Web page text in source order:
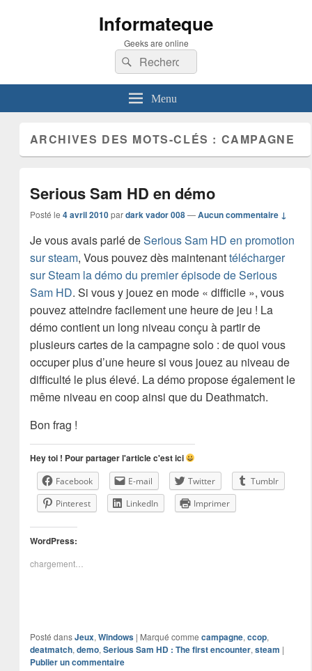
Informateque
Geeks are online
Recherche :
Rechercher
Menu
ARCHIVES DES MOTS-CLÉS : CAMPAGNE
Serious Sam HD en démo
Posté le 4 avril 2010 pardark vador 008 —Aucun commentaire ↓
Je vous avais parlé deSerious Sam HD en promotion
sur steam, Vous pouvez dès maintenanttélécharger
sur Steam la démo du premier épisode de Serious
Sam HD. Si vous y jouez en mode « difficile », vous
pouvez atteindre facilement une heure de jeu ! La
démo contient un long niveau conçu à partir de
plusieurs cartes de la campagne solo : de quoi vous
occuper plus d’une heure si vous jouez au niveau de
difficulté le plus élevé. La démo propose également le
même niveau en coop ainsi que du Deathmatch.
Bon frag !
Hey toi ! Pour partager l'article c'est ici
Facebook E-mail Twitter
Tumblr
Pinterest
LinkedIn Imprimer
WordPress:
chargement…
Posté dans Jeux, Windows | Marqué comme campagne, ccop,
deatmatch, demo, Serious Sam HD : The first encounter, steam |
Publier un commentaire